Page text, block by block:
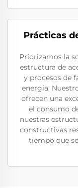
Prácticas
Priorizamos la
estructura de
y procesos de
energía.
ofrecen una
el consumo
nuestras
constructivas
tiempo que